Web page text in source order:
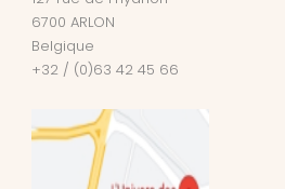
6700 ARLON
Belgique
+32 / (0)63 42 45 66